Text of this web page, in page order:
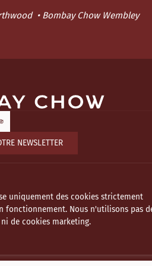
Bombay Chow Wembley
NEWSLETTER
ÉTABLISSEMENTS
uniquement des cookies strictement
fonctionnement. Nous n'utilisons pas
de cookies marketing.